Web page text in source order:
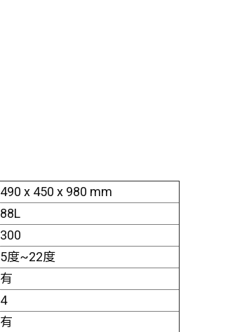
490 x 450 x 980 mm
88L
300
5度~22度
有
4
有